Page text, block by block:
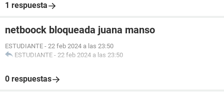
1 respuesta
netboock bloqueada juana manso
ESTUDIANTE - 22 feb 2024 a las 23:50
ESTUDIANTE - 22 feb 2024 a las 23:50
0 respuestas